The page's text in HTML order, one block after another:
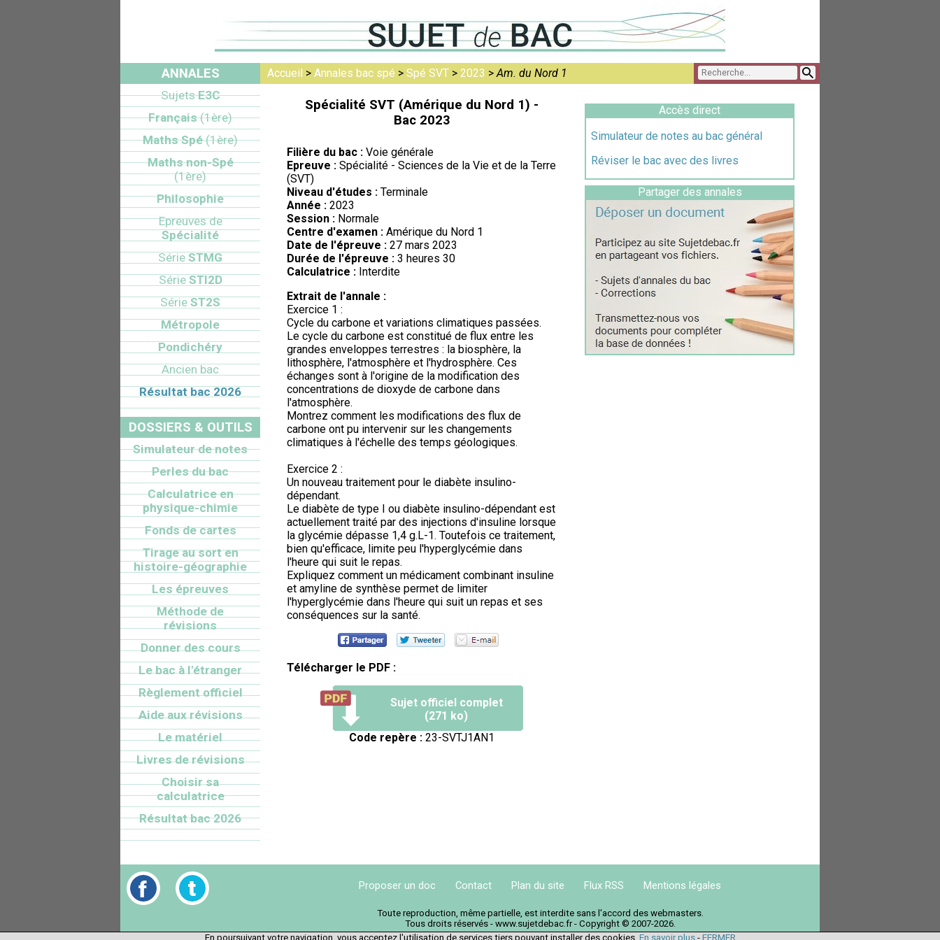
Accueil > Annales bac spé > Spé SVT > 2023 >Am. du Nord 1
Spécialité SVT (Amérique du Nord 1) -
Bac 2023
Filière du bac : Voie générale
Epreuve : Spécialité - Sciences de la Vie et de la Terre
(SVT)
Niveau d'études : Terminale
Année : 2023
Session : Normale
Centre d'examen : Amérique du Nord 1
Date de l'épreuve : 27 mars 2023
Durée de l'épreuve : 3 heures 30
Calculatrice : Interdite
Extrait de l'annale :
Exercice 1 :
Cycle du carbone et variations climatiques passées.
Le cycle du carbone est constitué de flux entre les
grandes enveloppes terrestres : la biosphère, la
lithosphère, l'atmosphère et l'hydrosphère. Ces
échanges sont à l'origine de la modification des
concentrations de dioxyde de carbone dans
l'atmosphère.
Montrez comment les modifications des flux de
carbone ont pu intervenir sur les changements
climatiques à l'échelle des temps géologiques.
Exercice 2 :
Un nouveau traitement pour le diabète insulino-
dépendant.
Le diabète de type I ou diabète insulino-dépendant est
actuellement traité par des injections d'insuline lorsque
la glycémie dépasse 1,4 g.L-1. Toutefois ce traitement,
bien qu'efficace, limite peu l'hyperglycémie dans
l'heure qui suit le repas.
Expliquez comment un médicament combinant insuline
et amyline de synthèse permet de limiter
l'hyperglycémie dans l'heure qui suit un repas et ses
conséquences sur la santé.
Télécharger le PDF :
Sujet officiel complet
(271 ko)
Code repère : 23-SVTJ1AN1
Accès direct
Simulateur de notes au bac général
Réviser le bac avec des livres
Partager des annales
ANNALES
SujetsE3C
Français(1ère)
Maths Spé(1ère)
Maths non-Spé
(1ère)
Philosophie
Epreuves de
Spécialité
Série STMG
SérieSTI2D
Série ST2S
Métropole
Pondichéry
Ancien bac
Résultat bac 2026
DOSSIERS & OUTILS
Simulateur de notes
Perles du bac
Calculatrice en
physique-chimie
Fonds de cartes
Tirage au sort en
histoire-géographie
Les épreuves
Méthode de
révisions
Donner des cours
Le bac à l'étranger
Règlement officiel
Aide aux révisions
Le matériel
Livres de révisions
Choisir sa
calculatrice
Résultat bac 2026
Proposer un doc Contact Plan du site Flux RSS Mentions légales
Toute reproduction, même partielle, est interdite sans l'accord des webmasters.
Tous droits réservés - www.sujetdebac.fr - Copyright © 2007-2026.
En poursuivant votre navigation, vous acceptez l'utilisation de services tiers pouvant installer des cookies. En savoir plus- FERMER